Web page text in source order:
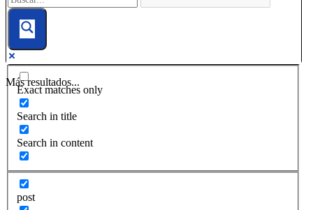
Más resultados...
Exact matches only
Search in title
Search in content
post